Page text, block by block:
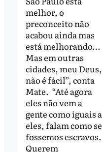
melhor, o
preconceito não
acabou ainda mas
está melhorando…
Mas em outras
cidades, meu Deus,
não é fácil”, conta
Mate. “Até agora
eles não vem a
gente como iguais a
eles, falam como se
fossemos escravos.
Querem